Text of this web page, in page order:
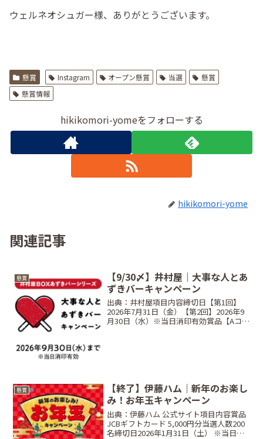
ウェルネオシュガー様、ありがとうございます。
懸賞 Instagram オープン懸賞 当選
懸賞
懸賞情報
hikikomori-yomeをフォローする
hikikomori-yome
関連記事
懸賞
【9/30〆】井村屋｜大事な人とあ
ずきバーキャンペーン
出典：井村屋項目内容締切日【第1回】
2026年7月31日（金）【第2回】2026年9
月30日（水）※当日消印有効賞品【Aコー
懸賞
【終了】伊藤ハム｜新年のお楽し
み！お年玉キャンペーン
出典：伊藤ハム 公式サイト項目内容賞品
JCBギフトカード 5,000円分当選人数200
名締切日2026年1月31日（土） ※当日消